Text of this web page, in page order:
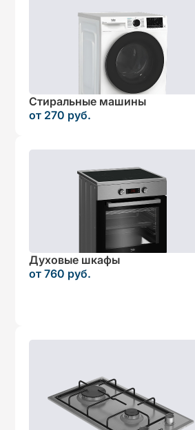
Стиральные машины
от 270 руб.
Духовые шкафы
от 760 руб.